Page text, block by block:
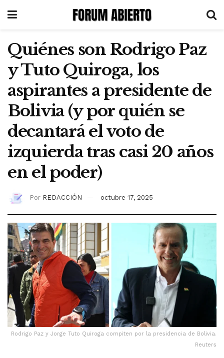
Quiénes son Rodrigo Paz
y Tuto Quiroga, los
aspirantes a presidente de
Bolivia (y por quién se
decantará el voto de
izquierda tras casi 20 años
en el poder)
Por REDACCIÓN octubre 17, 2025
Rodrigo Paz y Jorge Tuto Quiroga compiten por la presidencia de Bolivia.
Reuters